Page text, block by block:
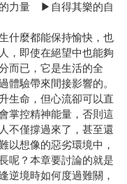
力量 ▶自得其樂的自
什麼都能保持愉快，也
，即使在絕望中也能夠
而已，它是生活的全
體驗帶來間接影響的。
生命，但心流卻可以直
掌控精神能量，否則這
不僅撐過來了，甚至還
以想像的惡劣環境中，
呢？本章要討論的就是
逆境時如何度過難關，